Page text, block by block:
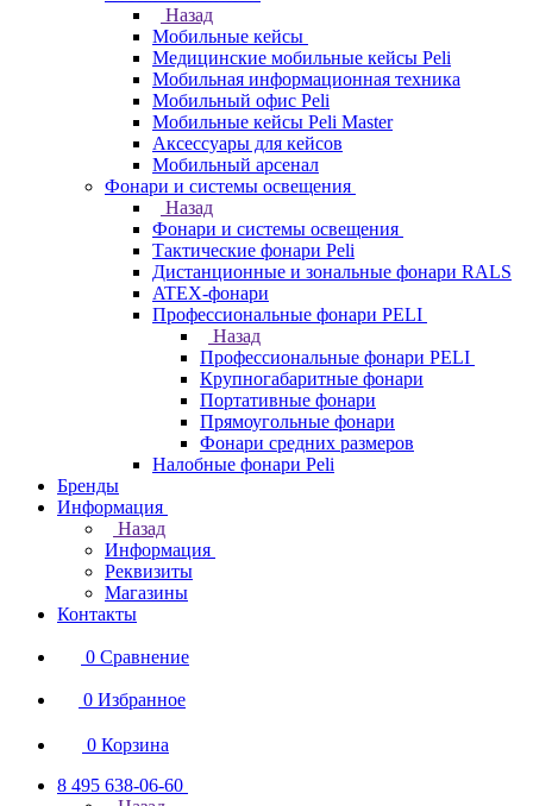
Назад
Мобильные кейсы
Медицинские мобильные кейсы Peli
Мобильная информационная техника
Мобильный офис Peli
Мобильные кейсы Peli Master
Аксессуары для кейсов
Мобильный арсенал
Фонари и системы освещения
Назад
Фонари и системы освещения
Тактические фонари Peli
Дистанционные и зональные фонари RALS
ATEX-фонари
Профессиональные фонари PELI
Назад
Профессиональные фонари PELI
Крупногабаритные фонари
Портативные фонари
Прямоугольные фонари
Фонари средних размеров
Налобные фонари Peli
Бренды
Информация
Назад
Информация
Реквизиты
Магазины
Контакты
0 Сравнение
0 Избранное
0 Корзина
8 495 638-06-60